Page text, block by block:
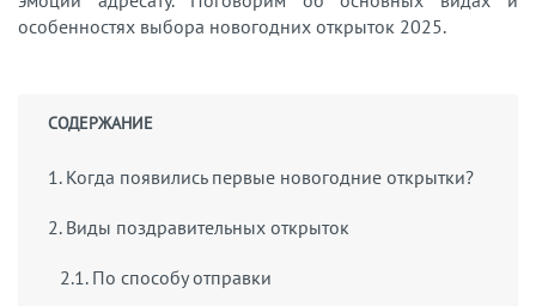
особенностях выбора новогодних открыток 2025.
СОДЕРЖАНИЕ
1. Когда появились первые новогодние открытки?
2. Виды поздравительных открыток
2.1. По способу отправки